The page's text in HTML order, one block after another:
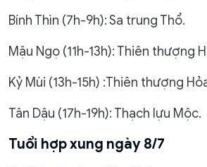
Bính Thìn (7h-9h): Sa trung Thổ.
Mậu Ngọ (11h-13h): Thiên thượng
Kỷ Mùi (13h-15h) :Thiên thượng
Tân Dậu (17h-19h): Thạch lựu Mộc.
Tuổi hợp xung ngày 8/7